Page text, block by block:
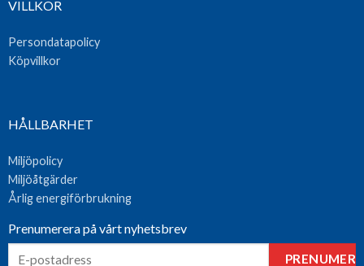
VILLKOR
Persondatapolicy
Köpvillkor
HÅLLBARHET
Miljöpolicy
Miljöåtgärder
Årlig energiförbrukning
Prenumerera på vårt nyhetsbrev